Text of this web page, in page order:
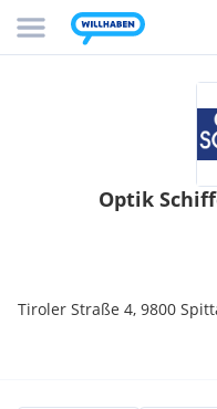
Optik
Tiroler Straße 4, 9800